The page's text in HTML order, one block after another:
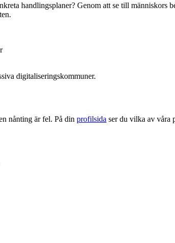
handlingsplaner? Genom att se till
digitaliseringskommuner.
nånting är fel. På din profilsida ser du vilka av våra